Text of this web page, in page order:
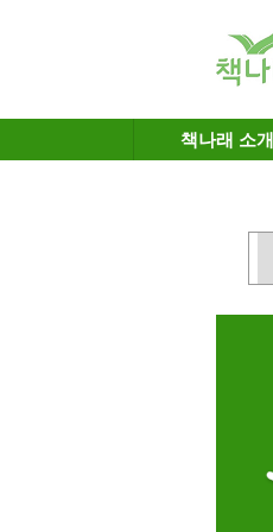
책나래 소개